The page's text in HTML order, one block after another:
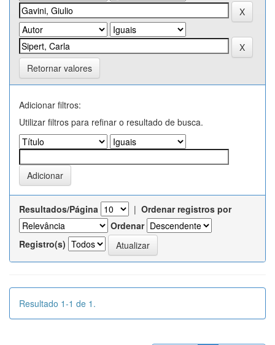
Retornar valores
Adicionar filtros:
Utilizar filtros para refinar o resultado de busca.
Resultados/Página | Ordenar registros por
Ordenar
Registro(s)
Resultado 1-1 de 1.